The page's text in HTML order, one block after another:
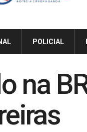
POLICIAL
na